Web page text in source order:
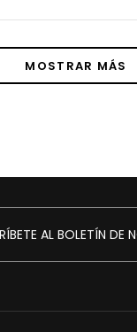
MOSTRAR MÁS
AL BOLETÍN DE